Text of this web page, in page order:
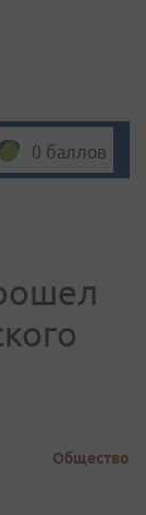
0 баллов
Общество